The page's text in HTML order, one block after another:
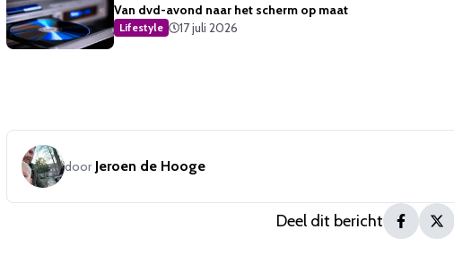
Van dvd-avond naar het scherm op maat
Lifestyle 17 juli 2026
door Jeroen de Hooge
Deel dit bericht